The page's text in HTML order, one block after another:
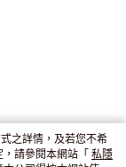
7天內取。逾期後
之詳情，及若您不希
請參閱本網站「 私隱